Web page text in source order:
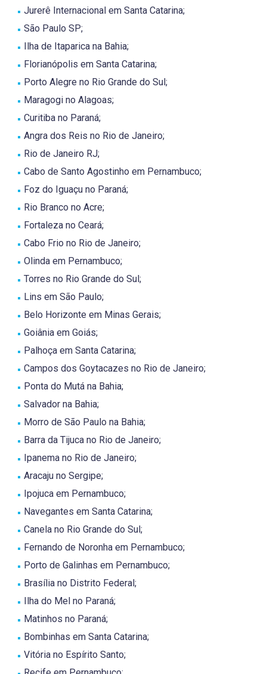
Jurerê Internacional em Santa Catarina;
São Paulo SP;
Ilha de Itaparica na Bahia;
Florianópolis em Santa Catarina;
Porto Alegre no Rio Grande do Sul;
Maragogi no Alagoas;
Curitiba no Paraná;
Angra dos Reis no Rio de Janeiro;
Rio de Janeiro RJ;
Cabo de Santo Agostinho em Pernambuco;
Foz do Iguaçu no Paraná;
Rio Branco no Acre;
Fortaleza no Ceará;
Cabo Frio no Rio de Janeiro;
Olinda em Pernambuco;
Torres no Rio Grande do Sul;
Lins em São Paulo;
Belo Horizonte em Minas Gerais;
Goiânia em Goiás;
Palhoça em Santa Catarina;
Campos dos Goytacazes no Rio de Janeiro;
Ponta do Mutá na Bahia;
Salvador na Bahia;
Morro de São Paulo na Bahia;
Barra da Tijuca no Rio de Janeiro;
Ipanema no Rio de Janeiro;
Aracaju no Sergipe;
Ipojuca em Pernambuco;
Navegantes em Santa Catarina;
Canela no Rio Grande do Sul;
Fernando de Noronha em Pernambuco;
Porto de Galinhas em Pernambuco;
Brasília no Distrito Federal;
Ilha do Mel no Paraná;
Matinhos no Paraná;
Bombinhas em Santa Catarina;
Vitória no Espírito Santo;